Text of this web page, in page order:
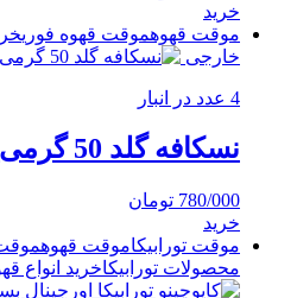
خرید
موقت قهوهموقت قهوه فوری
خارجی
4 عدد در انبار
نسکافه گلد 50 گرمی
780/000 تومان
خرید
موقت تورابیکاموقت قهوه
محصولات تورابیکاخرید انواع